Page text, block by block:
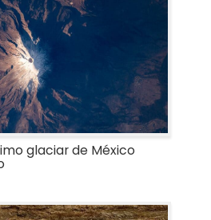
glaciar de México